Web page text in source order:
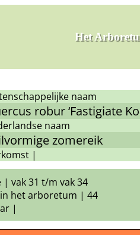
Het
naam
robur ‘Fastigiate
naam
zomereik
|
| vak 31 t/m vak 34
het arboretum | 44
|